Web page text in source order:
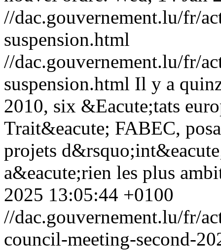
//dac.gouvernement.lu/fr/
suspension.html
//dac.gouvernement.lu/fr/
suspension.html Il y a
2010, six &Eacute;tats
Trait&eacute; FABEC,
projets
a&eacute;rien les plus
2025 13:05:44 +0100
//dac.gouvernement.lu/fr/
council-meeting-second-